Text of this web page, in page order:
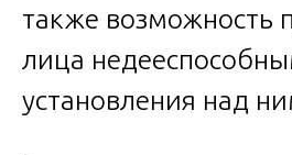
также возможность
лица
установления над